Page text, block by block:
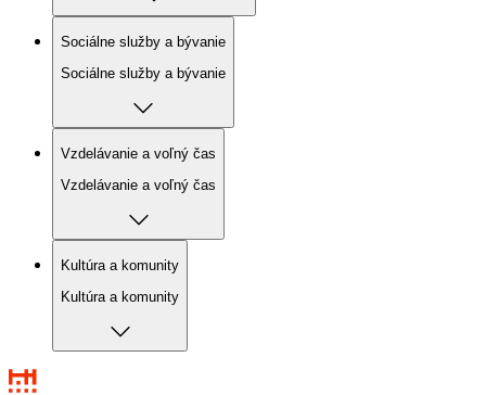
Sociálne služby a bývanie
Sociálne služby a bývanie
Vzdelávanie a voľný čas
Vzdelávanie a voľný čas
Kultúra a komunity
Kultúra a komunity